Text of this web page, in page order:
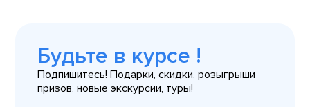
Будьте в курсе !
Подпишитесь! Подарки, скидки, розыгрыши
призов, новые экскурсии, туры!